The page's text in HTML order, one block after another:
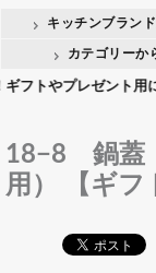
キッチンブラン
カテゴリーか
やプレゼント用に
18−8 鍋蓋
用） 【ギフ